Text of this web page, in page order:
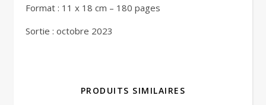
Format : 11 x 18 cm – 180 pages
Sortie : octobre 2023
PRODUITS SIMILAIRES